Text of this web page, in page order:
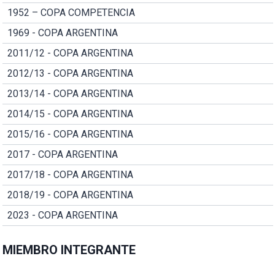
1952 – COPA COMPETENCIA
1969 - COPA ARGENTINA
2011/12 - COPA ARGENTINA
2012/13 - COPA ARGENTINA
2013/14 - COPA ARGENTINA
2014/15 - COPA ARGENTINA
2015/16 - COPA ARGENTINA
2017 - COPA ARGENTINA
2017/18 - COPA ARGENTINA
2018/19 - COPA ARGENTINA
2023 - COPA ARGENTINA
MIEMBRO INTEGRANTE